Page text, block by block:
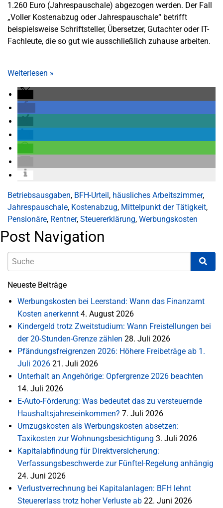
1.260 Euro (Jahrespauschale) abgezogen werden. Der Fall
„Voller Kostenabzug oder Jahrespauschale“ betrifft
beispielsweise Schriftsteller, Übersetzer, Gutachter oder IT-
Fachleute, die so gut wie ausschließlich zuhause arbeiten.
Weiterlesen »
Betriebsausgaben, BFH-Urteil, häusliches Arbeitszimmer,
Jahrespauschale, Kostenabzug, Mittelpunkt der Tätigkeit,
Pensionäre, Rentner, Steuererklärung, Werbungskosten
Post Navigation
Neueste Beiträge
Werbungskosten bei Leerstand: Wann das Finanzamt
Kosten anerkennt 4. August 2026
Kindergeld trotz Zweitstudium: Wann Freistellungen bei
der 20-Stunden-Grenze zählen 28. Juli 2026
Pfändungsfreigrenzen 2026: Höhere Freibeträge ab 1.
Juli 2026 21. Juli 2026
Unterhalt an Angehörige: Opfergrenze 2026 beachten
14. Juli 2026
E-Auto-Förderung: Was bedeutet das zu versteuernde
Haushaltsjahreseinkommen? 7. Juli 2026
Umzugskosten als Werbungskosten absetzen:
Taxikosten zur Wohnungsbesichtigung 3. Juli 2026
Kapitalabfindung für Direktversicherung:
Verfassungsbeschwerde zur Fünftel-Regelung anhängig
24. Juni 2026
Verlustverrechnung bei Kapitalanlagen: BFH lehnt
Steuererlass trotz hoher Verluste ab 22. Juni 2026